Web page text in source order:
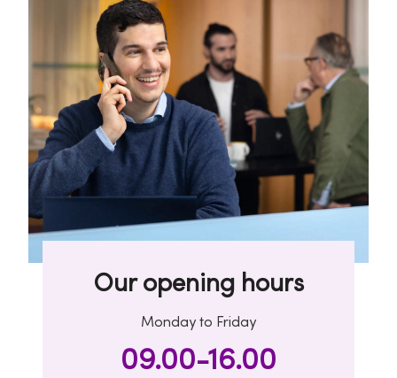
Our opening hours
Monday to Friday
09.00-16.00